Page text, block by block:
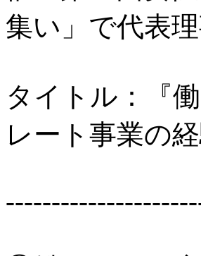
集い」で代表
タイトル：『
レート事業の経